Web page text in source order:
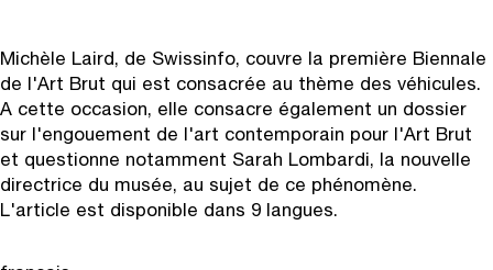
Michèle Laird, de Swissinfo, couvre la première Biennale
de l'Art Brut qui est consacrée au thème des véhicules.
A cette occasion, elle consacre également un dossier
sur l'engouement de l'art contemporain pour l'Art Brut
et questionne notamment Sarah Lombardi, la nouvelle
directrice du musée, au sujet de ce phénomène.
L'article est disponible dans 9 langues.